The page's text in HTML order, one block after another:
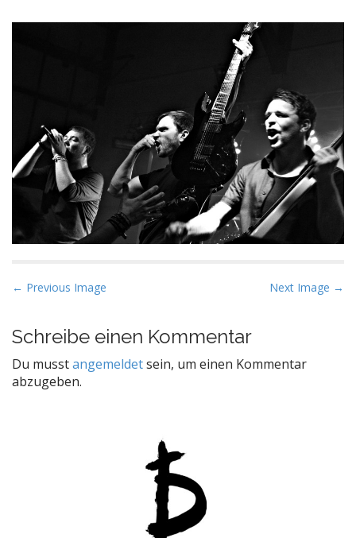
P
s
t
n
a
← Previous Image Next Image →
Schreibe einen Kommentar
Du musstangemeldetsein, um einen Kommentar
abzugeben.